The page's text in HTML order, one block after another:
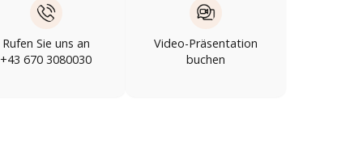
Rufen Sie uns an
+43 670 3080030
Video-Präsentation
buchen